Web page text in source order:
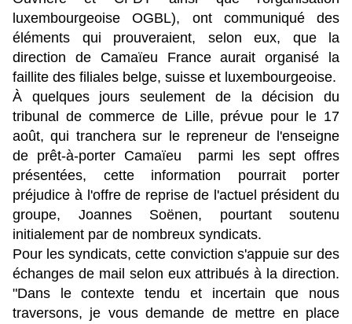
luxembourgeoise OGBL), ont communiqué des
éléments qui prouveraient, selon eux, que la
direction de Camaïeu France aurait organisé la
faillite des filiales belge, suisse et luxembourgeoise.
À quelques jours seulement de la décision du
tribunal de commerce de Lille, prévue pour le 17
août, qui tranchera sur le repreneur de l'enseigne
de prêt-à-porter Camaïeu parmi les sept offres
présentées, cette information pourrait porter
préjudice à l'offre de reprise de l'actuel président du
groupe, Joannes Soënen, pourtant soutenu
initialement par de nombreux syndicats.
Pour les syndicats, cette conviction s'appuie sur des
échanges de mail selon eux attribués à la direction.
"Dans le contexte tendu et incertain que nous
traversons, je vous demande de mettre en place